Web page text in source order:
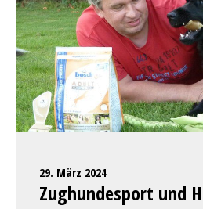
29. März 2024
Zughundesport und